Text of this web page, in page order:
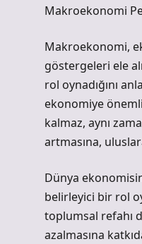
Makroekonomi
Makroekonomi,
göstergeleri ele
rol oynadığını
ekonomiye
kalmaz, aynı
artmasına,
Dünya
belirleyici bir rol
toplumsal refahı
azalmasına